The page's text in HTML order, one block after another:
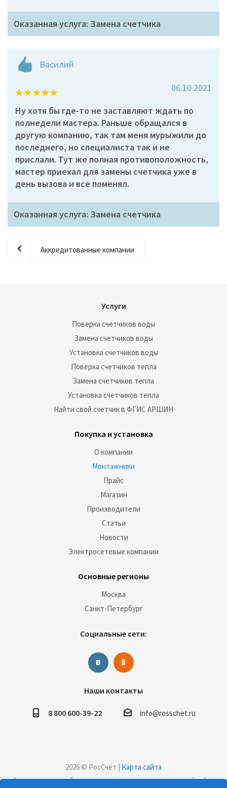
Оказанная услуга: Замена счетчика
Василий
06.10.2021
Ну хотя бы где-то не заставляют ждать по
полнедели мастера. Раньше обращался в
другую компанию, так там меня мурыжили до
последнего, но специалиста так и не
прислали. Тут же полная противоположность,
мастер приехал для замены счетчика уже в
день вызова и все поменял.
Оказанная услуга: Замена счетчика
Аккредитованные компании
Услуги
Поверка счетчиков воды
Замена счетчиков воды
Установка счетчиков воды
Поверка счетчиков тепла
Замена счетчиков тепла
Установка счетчиков тепла
Найти свой счетчик в ФГИС АРШИН
Покупка и установка
О компании
Монтажники
Прайс
Магазин
Производители
Статьи
Новости
Электросетевые компании
Основные регионы
Москва
Санкт-Петербург
Социальные сети:
Наши контакты
8 800 600-39-22 info@rosschet.ru
2026 © РосСчёт | Карта сайта
Дорогие клиенты, обращаем ваше внимание на то, что данный сайт и